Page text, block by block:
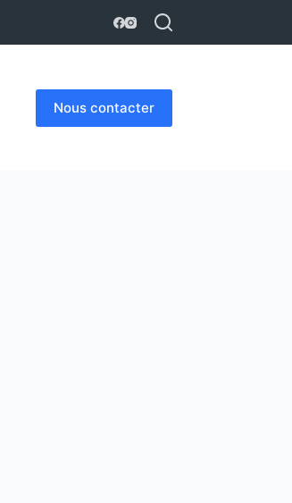
Nous contacter